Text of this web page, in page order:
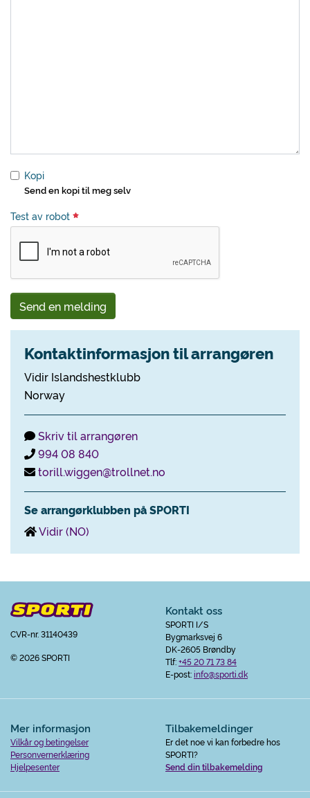
Kopi
Send en kopi til meg selv
Test av robot
Send en melding
Kontaktinformasjon til arrangøren
Vidir Islandshestklubb
Norway
Skriv til arrangøren
994 08 840
torill.wiggen@trollnet.no
Se arrangørklubben på SPORTI
Vidir (NO)
CVR-nr. 31140439
© 2026 SPORTI
Kontakt oss
SPORTI I/S
Bygmarksvej 6
DK-2605 Brøndby
Tlf:+45 20 71 73 84
E-post:info@sporti.dk
Mer informasjon
Vilkår og betingelser
Personvernerklæring
Hjelpesenter
Tilbakemeldinger
Er det noe vi kan forbedre hos
SPORTI?
Send din tilbakemelding